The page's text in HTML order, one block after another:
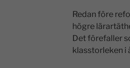
Redan före
högre
Det förefaller
klasstorleken i